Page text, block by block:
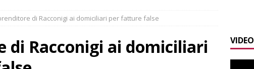
2026 ] Distretto Alba-Bra: contributi a 51 imprese del commercio
Rotary Club Bra: arriva il “Premio per l’Eccellenza”
di Racconigi ai domiciliari per fatture false
di Racconigi ai domiciliari
VIDEO